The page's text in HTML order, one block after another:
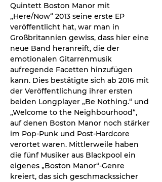
Quintett Boston Manor mit
„Here/Now“ 2013 seine erste EP
veröffentlicht hat, war man in
Großbritannien gewiss, dass hier eine
neue Band heranreift, die der
emotionalen Gitarrenmusik
aufregende Facetten hinzufügen
kann. Dies bestätigte sich ab 2016 mit
der Veröffentlichung ihrer ersten
beiden Longplayer „Be Nothing.“ und
„Welcome to the Neighbourhood“,
auf denen Boston Manor noch stärker
im Pop-Punk und Post-Hardcore
verortet waren. Mittlerweile haben
die fünf Musiker aus Blackpool ein
eigenes „Boston Manor“-Genre
kreiert, das sich geschmackssicher